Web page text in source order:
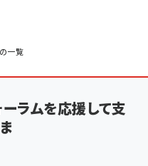
一覧
ラムを応援して支